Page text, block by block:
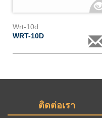
Wrt-10d
WRT-10D
ติดต่อเรา